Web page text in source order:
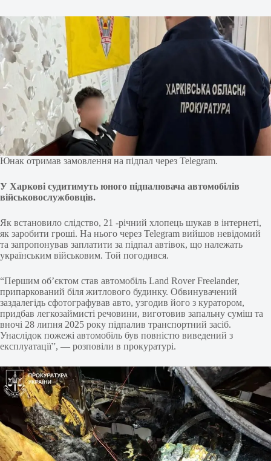
Юнак отримав замовлення на підпал через Telegram.
У Харкові судитимуть юного підпалювача автомобілів
військовослужбовців.
Як встановило слідство, 21 -річний хлопець шукав в інтернеті,
як заробити гроші. На нього через Telegram вийшов невідомий
та запропонував заплатити за підпал автівок, що належать
українським військовим. Той погодився.
“Першим об’єктом став автомобіль Land Rover Freelander,
припаркований біля житлового будинку. Обвинувачений
заздалегідь сфотографував авто, узгодив його з куратором,
придбав легкозаймисті речовини, виготовив запальну суміш та
вночі 28 липня 2025 року підпалив транспортний засіб.
Унаслідок пожежі автомобіль був повністю виведений з
експлуатації”, — розповіли в прокуратурі.